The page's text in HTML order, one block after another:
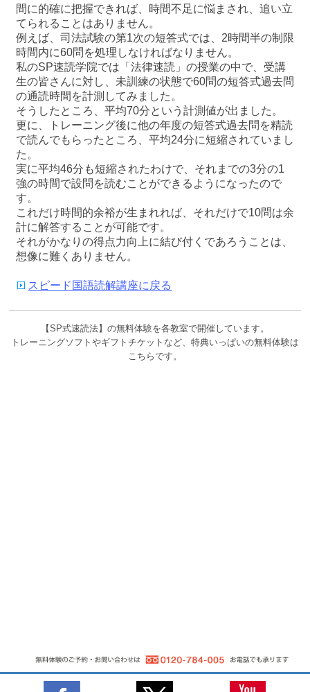
間に的確に把握できれば、時間不足に悩まされ、追い立
てられることはありません。
例えば、司法試験の第1次の短答式では、2時間半の制限
時間内に60問を処理しなければなりません。
私のSP速読学院では「法律速読」の授業の中で、受講
生の皆さんに対し、未訓練の状態で60問の短答式過去問
の通読時間を計測してみました。
そうしたところ、平均70分という計測値が出ました。
更に、トレーニング後に他の年度の短答式過去問を精読
で読んでもらったところ、平均24分に短縮されていまし
た。
実に平均46分も短縮されたわけで、それまでの3分の1
強の時間で設問を読むことができるようになったので
す。
これだけ時間的余裕が生まれれば、それだけで10問は余
計に解答することが可能です。
それがかなりの得点力向上に結び付くであろうことは、
想像に難くありません。
スピード国語読解講座に戻る
【SP式速読法】の無料体験を各教室で開催しています。
トレーニングソフトやギフトチケットなど、特典いっぱいの無料体験は
こちらです。